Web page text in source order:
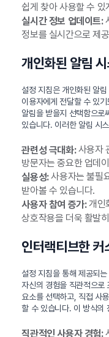
쉽게 찾아 사용할 수 있
실시간 정보 업데이트:
정보를 실시간으로 제
개인화된 알림
설정 지침은 개인화된 알
이용자에게 전달할 수 있
알림을 받을지 선택함으로
있습니다. 이러한 알림 시
관련성 극대화:사용자
방문자는 중요한 업데
실용성:사용자는 불필
받아볼 수 있습니다.
사용자 참여 증가:개인
상호작용을 더욱 활발
인터랙티브한 커
설정 지침을 통해 제공되
자신의 경험을 직관적으로
요소를 선택하고, 직접 사
할 수 있습니다. 이 방식의
직관적인 사용자 경험: